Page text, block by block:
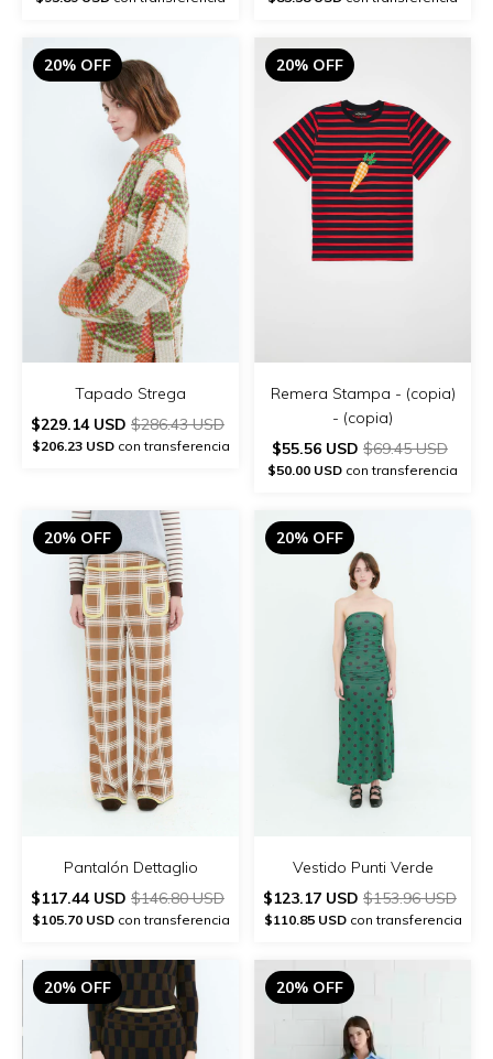
20% OFF
Tapado Strega
$229.14 USD $286.43 USD
$206.23 USDcon transferencia
20% OFF
Remera Stampa - (copia)
- (copia)
$55.56 USD $69.45 USD
$50.00 USD con transferencia
20% OFF
Pantalón Dettaglio
$117.44 USD $146.80 USD
$105.70 USDcon transferencia
20% OFF
Vestido Punti Verde
$123.17 USD $153.96 USD
$110.85 USDcon transferencia
20% OFF 20% OFF